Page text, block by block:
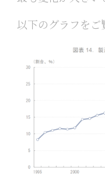
以下のグラフをご